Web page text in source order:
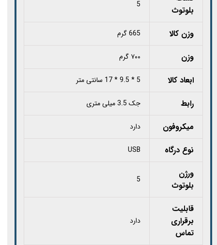
بلوتوث
5
وزن کالا 665 گرم
وزن ۷۰۰ گرم
ابعاد کالا 5 * 9.5 * 17 سانتی متر
رابط جک 3.5 میلی متری
میکروفون دارد
نوع درگاه USB
ورژن
بلوتوث
5
قابلیت
برقراری
تماس
دارد